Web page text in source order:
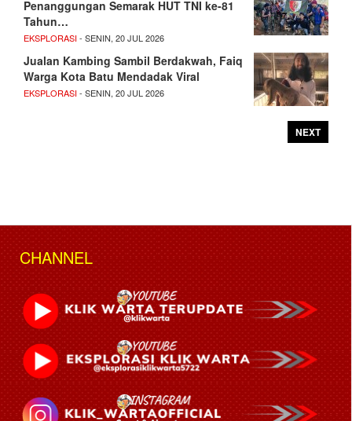
Penanggungan Semarak HUT TNI ke-81
Tahun…
EKSPLORASI- SENIN, 20 JUL 2026
Jualan Kambing Sambil Berdakwah, Faiq
Warga Kota Batu Mendadak Viral
EKSPLORASI- SENIN, 20 JUL 2026
NEXT
CHANNEL